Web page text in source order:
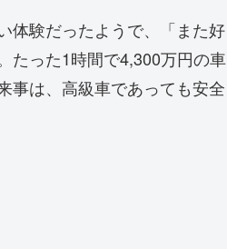
体験だったようで、「また好
たった1時間で4,300万円の車
事は、高級車であっても安全